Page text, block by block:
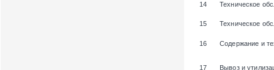
14 Техническое
15 Техническое
16 Содержание и
17 Вывоз и